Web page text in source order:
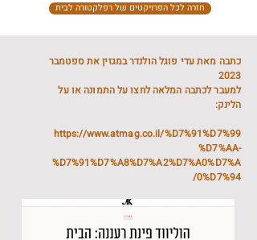
חזרה לכל הפרויקטים של רפלקטורה לבית
כתבה מאת עדי פוגל הולנדר במגזין את ספטמבר
2023
למעבר לכתבה המלאה לחצו על התמונה או על
הלינק:
https://www.atmag.co.il/%D7%91%D7%99
%D7%AA-
%D7%91%D7%A8%D7%A2%D7%A0%D7%A
0%D7%94/